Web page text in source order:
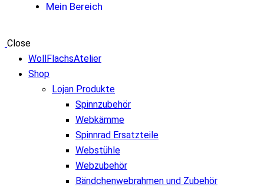
Mein Bereich
Close
WollFlachsAtelier
Shop
Lojan Produkte
Spinnzubehör
Webkämme
Spinnrad Ersatzteile
Webstühle
Webzubehör
Bändchenwebrahmen und Zubehör